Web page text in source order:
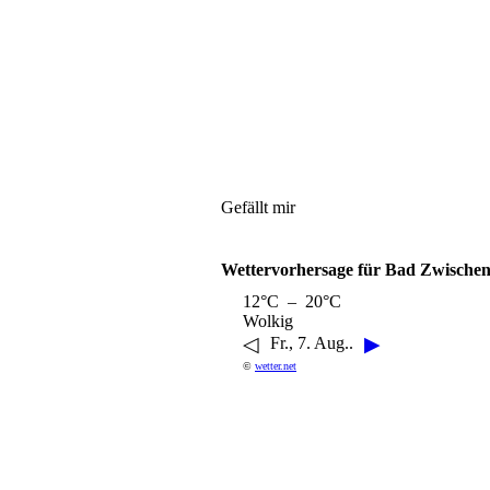
Gefällt mir
Wettervorhersage für Bad
12°C – 20°C
Wolkig
◁ Fr., 7. Aug.. ▶
© wetter.net